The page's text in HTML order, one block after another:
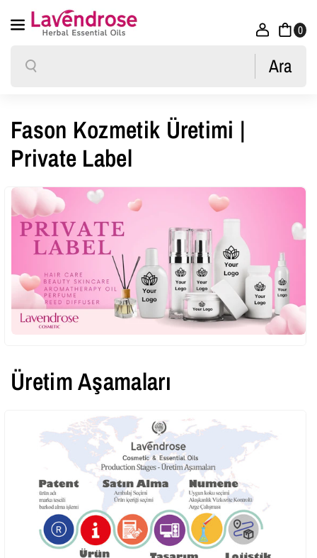
İçeriğe Atla
Ara Ara
0
Fason Kozmetik Üretimi |
Private Label
Üretim Aşamaları